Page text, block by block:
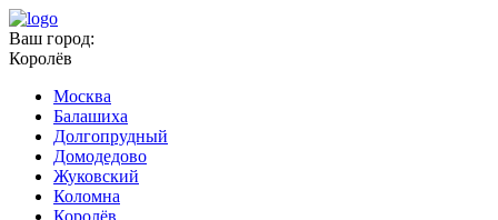
Ваш город:
Королёв
Москва
Балашиха
Долгопрудный
Домодедово
Жуковский
Коломна
Королёв